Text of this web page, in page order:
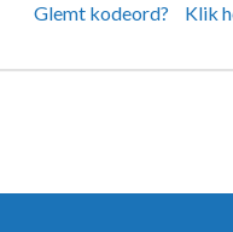
Glemt kodeord? Klik